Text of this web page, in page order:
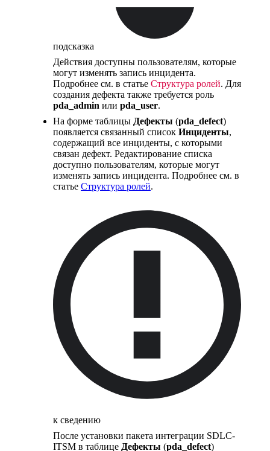
подсказка
Действия доступны пользователям, которые
могут изменять запись инцидента.
Подробнее см. в статье Структура ролей. Для
создания дефекта также требуется роль
pda_admin или pda_user.
На форме таблицы Дефекты (pda_defect)
появляется связанный список Инциденты,
содержащий все инциденты, с которыми
связан дефект. Редактирование списка
доступно пользователям, которые могут
изменять запись инцидента. Подробнее см. в
статье Структура ролей.
к сведению
После установки пакета интеграции SDLC-
ITSM в таблице Дефекты (pda_defect)